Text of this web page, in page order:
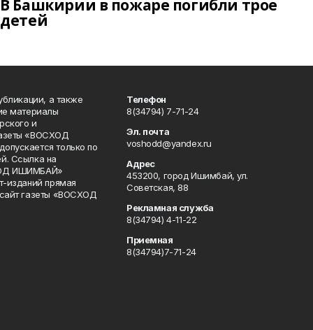
В Башкирии в пожаре погибли трое
детей
а также
материалы
и
«ВОСХОД
только по
Ссылка на
ИШИМБАЙ»
изданий прямая
газеты «ВОСХОД
Телефон
8(34794) 7-71-24
Эл. почта
voshodd@yandex.ru
Адрес
453200, город Ишимбай, ул.
Советская, 88
Рекламная служба
8(34794) 4-11-22
Приемная
8(34794)7-71-24